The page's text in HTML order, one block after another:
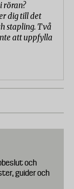
röran?
dig till det
stapling. Två
att uppfylla
och
guider och